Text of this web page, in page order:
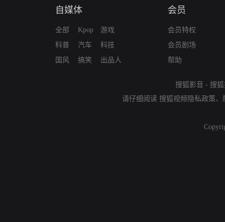
自媒体
全部
科普
国风
Kpop
汽车
搞笑
游戏
科技
出品人
会员
会员特权
会员剧场
帮助
搜狐影音 - 搜
请仔细阅读 搜狐视频隐私政策、